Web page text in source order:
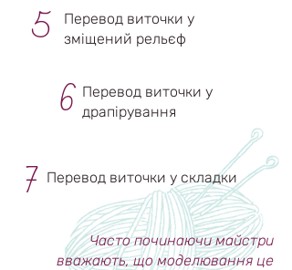
Перевод виточки у
зміщений рельєф
5
Перевод виточки у
драпірування
6
Перевод виточки у складки
7
Часто починаючи майстри
вважають, що моделювання це